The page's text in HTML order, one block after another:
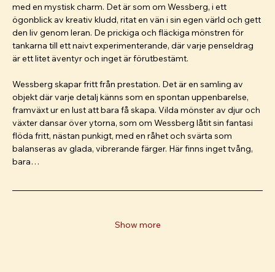
med en mystisk charm. Det är som om Wessberg, i ett
ögonblick av kreativ kludd, ritat en vän i sin egen värld och gett
den liv genom leran. De prickiga och fläckiga mönstren för
tankarna till ett naivt experimenterande, där varje penseldrag
är ett litet äventyr och inget är förutbestämt.
Wessberg skapar fritt från prestation. Det är en samling av
objekt där varje detalj känns som en spontan uppenbarelse,
framväxt ur en lust att bara få skapa. Vilda mönster av djur och
växter dansar över ytorna, som om Wessberg låtit sin fantasi
flöda fritt, nästan punkigt, med en råhet och svärta som
balanseras av glada, vibrerande färger. Här finns inget tvång,
bara…
Show more